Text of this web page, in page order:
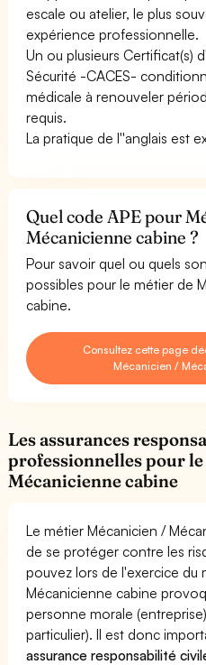
escale ou atelier, le plus
expérience professionnelle.
Un ou plusieurs Certificat(s)
Sécurité -CACES-
médicale à renouveler
requis.
La pratique de l''anglais est
Quel code APE pour
Mécanicienne cabine ?
Pour savoir quel ou quels
possibles pour le métier de
cabine.
Consultez cette page
Mécanicien /
Les assurances
professionnelles pour
Mécanicienne cabine
Le métier Mécanicien /
de se protéger contre les
pouvez lors de l'exercice du
Mécanicienne cabine
personne morale
particulier). Il est donc
assurance responsabilité